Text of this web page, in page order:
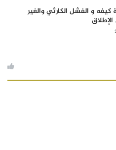
و الفشل الكارثي والغير